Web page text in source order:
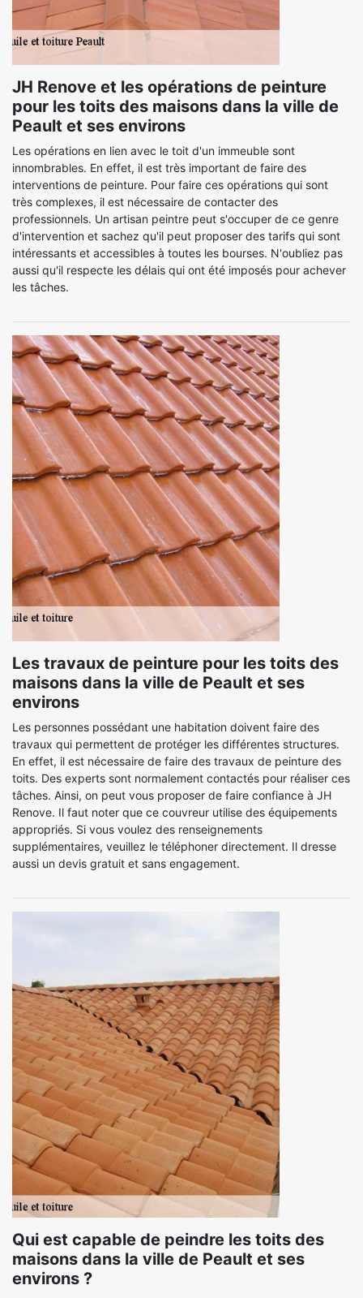
JH Renove et les opérations de peinture
pour les toits des maisons dans la ville de
Peault et ses environs
Les opérations en lien avec le toit d'un immeuble sont
innombrables. En effet, il est très important de faire des
interventions de peinture. Pour faire ces opérations qui sont
très complexes, il est nécessaire de contacter des
professionnels. Un artisan peintre peut s'occuper de ce genre
d'intervention et sachez qu'il peut proposer des tarifs qui sont
intéressants et accessibles à toutes les bourses. N'oubliez pas
aussi qu'il respecte les délais qui ont été imposés pour achever
les tâches.
Les travaux de peinture pour les toits des
maisons dans la ville de Peault et ses
environs
Les personnes possédant une habitation doivent faire des
travaux qui permettent de protéger les différentes structures.
En effet, il est nécessaire de faire des travaux de peinture des
toits. Des experts sont normalement contactés pour réaliser ces
tâches. Ainsi, on peut vous proposer de faire confiance à JH
Renove. Il faut noter que ce couvreur utilise des équipements
appropriés. Si vous voulez des renseignements
supplémentaires, veuillez le téléphoner directement. Il dresse
aussi un devis gratuit et sans engagement.
Qui est capable de peindre les toits des
maisons dans la ville de Peault et ses
environs ?